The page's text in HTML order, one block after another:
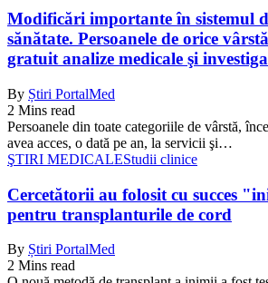
Modificări importante în sistemul
sănătate. Persoanele de orice
gratuit analize medicale şi
By Știri PortalMed
2 Mins read
Persoanele din toate categoriile de vârstă,
avea acces, o dată pe an, la servicii şi…
ŞTIRI MEDICALEStudii clinice
Cercetătorii au folosit cu succes
pentru transplanturile de cord
By Știri PortalMed
2 Mins read